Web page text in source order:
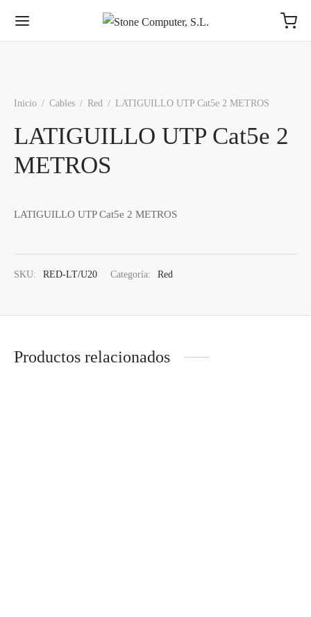
Inicio / Cables / Red / LATIGUILLO UTP Cat5e 2 METROS
LATIGUILLO UTP Cat5e 2
METROS
LATIGUILLO UTP Cat5e 2 METROS
SKU: RED-LT/U20 Categoría: Red
Productos relacionados